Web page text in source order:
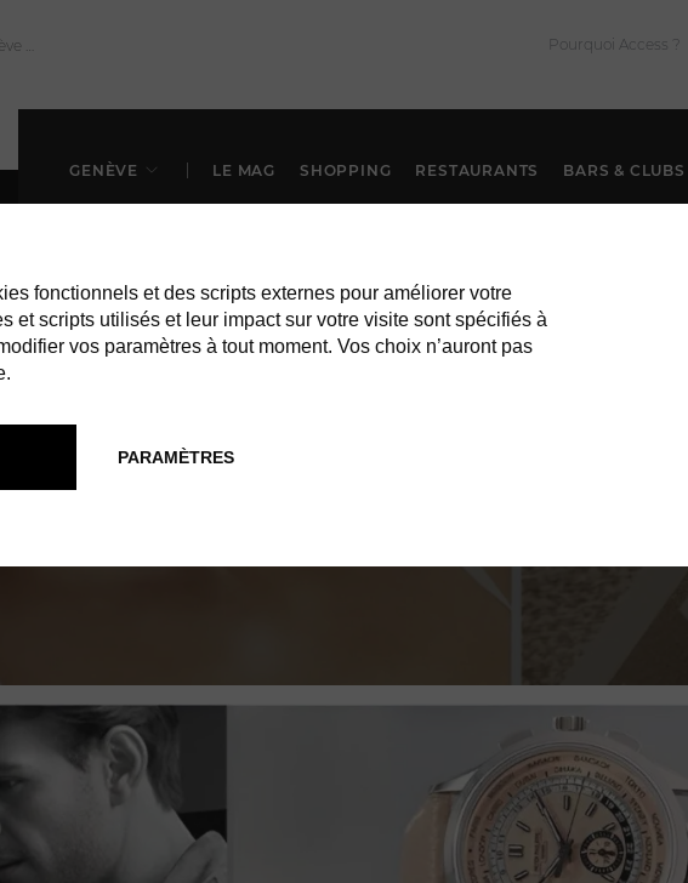
Pourquoi Access ?
GENÈVE LE MAG SHOPPING RESTAURANTS BARS & CLUBS
SHOPPING
fonctionnels et des scripts externes pour améliorer votre
et scripts utilisés et leur impact sur votre visite sont spécifiés à
vos paramètres à tout moment. Vos choix n’auront pas
PARAMÈTRES